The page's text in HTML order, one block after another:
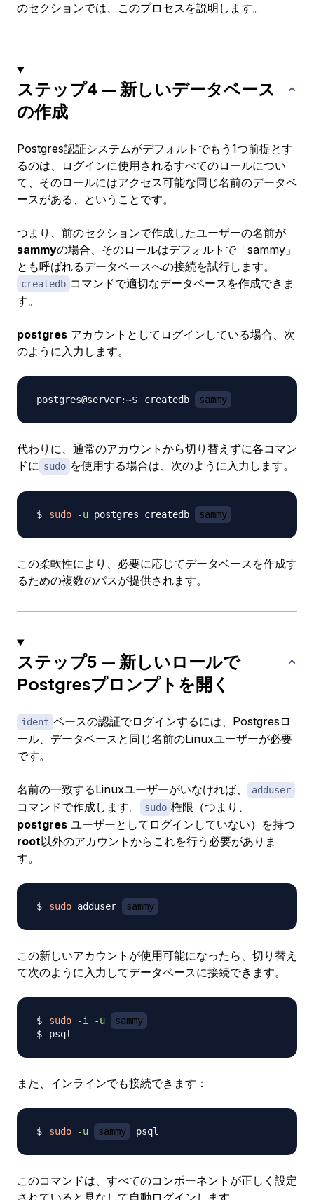
のセクションでは、このプロセスを説明します。
ステップ4 — 新しいデータベース
の作成
Postgres認証システムがデフォルトでもう1つ前提とす
るのは、ログインに使用されるすべてのロールについ
て、そのロールにはアクセス可能な同じ名前のデータベ
ースがある、ということです。
つまり、前のセクションで作成したユーザーの名前が
sammyの場合、そのロールはデフォルトで「sammy」
とも呼ばれるデータベースへの接続を試行します。
createdb コマンドで適切なデータベースを作成できま
す。
postgres アカウントとしてログインしている場合、次
のように入力します。
createdb sammy
代わりに、通常のアカウントから切り替えずに各コマン
ドに sudo を使用する場合は、次のように入力します。
sudo -u postgres createdb sammy
この柔軟性により、必要に応じてデータベースを作成す
るための複数のパスが提供されます。
ステップ5 — 新しいロールで
Postgresプロンプトを開く
ident ベースの認証でログインするには、Postgresロ
ール、データベースと同じ名前のLinuxユーザーが必要
です。
名前の一致するLinuxユーザーがいなければ、 adduser
コマンドで作成します。 sudo 権限（つまり、
postgres ユーザーとしてログインしていない）を持つ
root以外のアカウントからこれを行う必要がありま
す。
sudo adduser sammy
この新しいアカウントが使用可能になったら、切り替え
て次のように入力してデータベースに接続できます。
sudo -i -u
sammy
また、インラインでも接続できます：
sudo -u sammy
このコマンドは、すべてのコンポーネントが正しく設定